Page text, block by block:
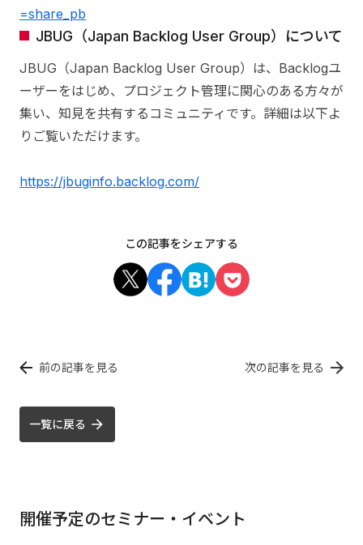
=share_pb
JBUG（Japan Backlog User Group）について
JBUG（Japan Backlog User Group）は、Backlogユ
ーザーをはじめ、プロジェクト管理に関心のある方々が
集い、知見を共有するコミュニティです。詳細は以下よ
りご覧いただけます。
https://jbuginfo.backlog.com/
この記事をシェアする
前の記事を見る 次の記事を見る
一覧に戻る
開催予定のセミナー・イベント